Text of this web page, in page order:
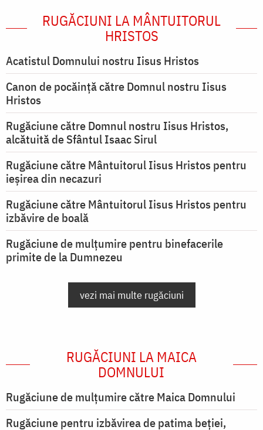
RUGĂCIUNI LA MÂNTUITORUL
HRISTOS
Acatistul Domnului nostru Iisus Hristos
Canon de pocăință către Domnul nostru Iisus
Hristos
Rugăciune către Domnul nostru Iisus Hristos,
alcătuită de Sfântul Isaac Sirul
Rugăciune către Mântuitorul Iisus Hristos pentru
ieşirea din necazuri
Rugăciune către Mântuitorul Iisus Hristos pentru
izbăvire de boală
Rugăciune de mulțumire pentru binefacerile
primite de la Dumnezeu
vezi mai multe rugăciuni
RUGĂCIUNI LA MAICA
DOMNULUI
Rugăciune de mulţumire către Maica Domnului
Rugăciune pentru izbăvirea de patima beției,